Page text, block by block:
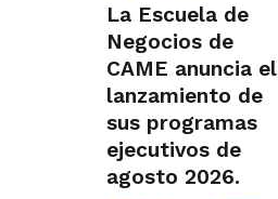
La Escuela de
Negocios de
CAME anuncia el
lanzamiento de
sus programas
ejecutivos de
agosto 2026.